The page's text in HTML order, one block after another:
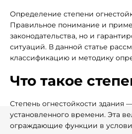
Определение степени
Правильное понимание и
законодательства, но и
ситуаций. В данной статье
классификацию и методику
Что такое
Степень огнестойкости здания
установленного времени. Эта
ограждающие функции в